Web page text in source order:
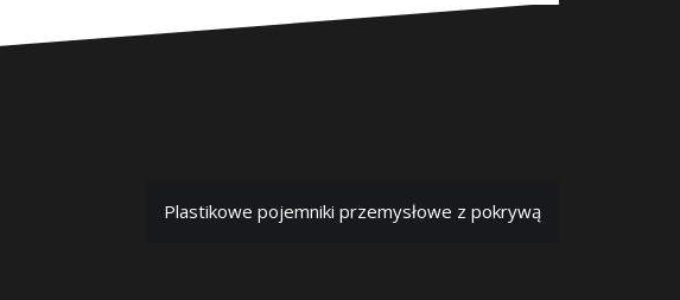
Plastikowe pojemniki przemysłowe z pokrywą